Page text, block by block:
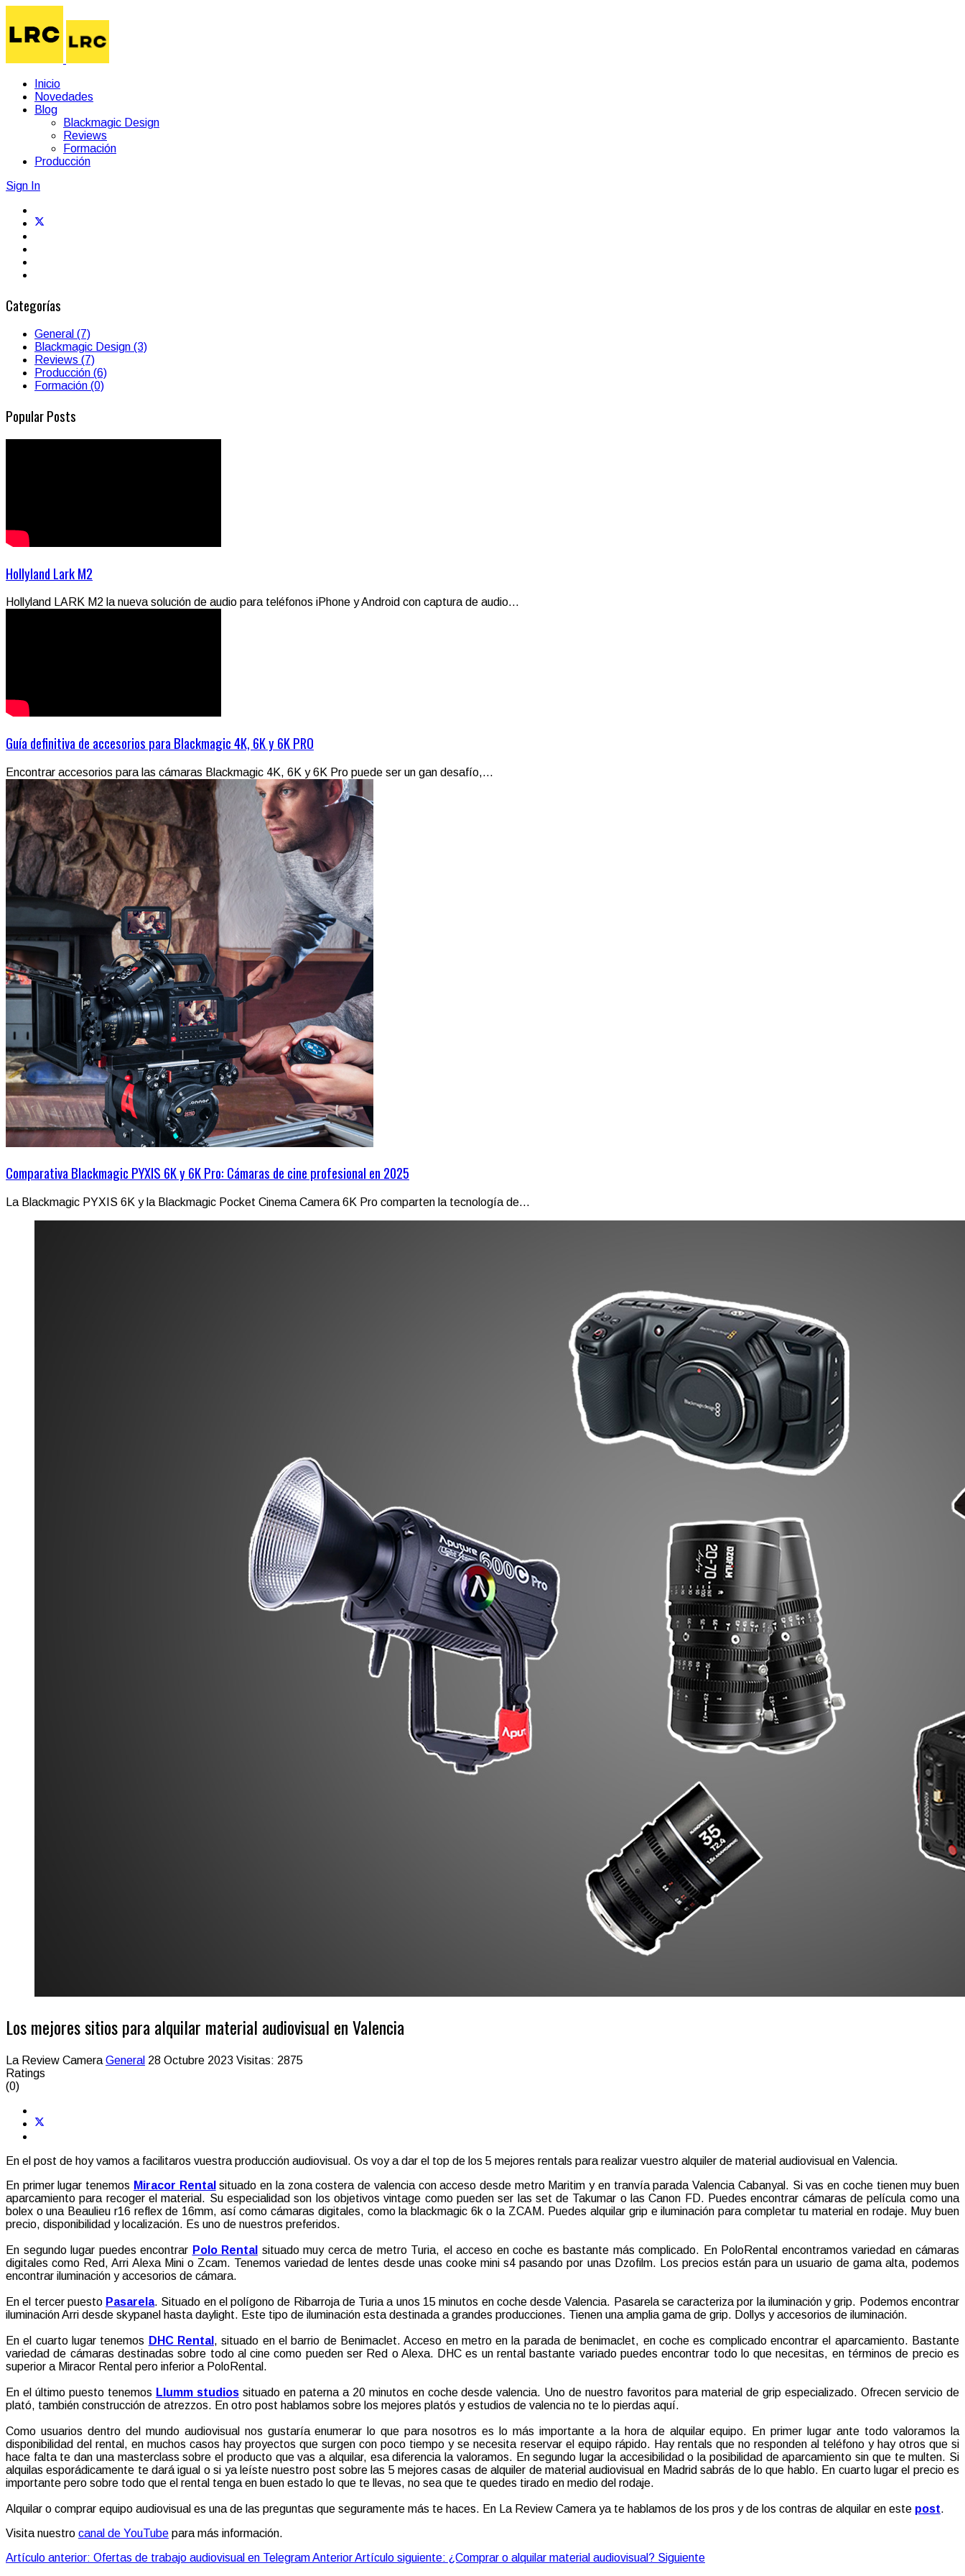
Inicio
Novedades
Blog
Blackmagic Design
Reviews
Formación
Producción
Sign In
Categorías
General (7)
Blackmagic Design (3)
Reviews (7)
Producción (6)
Formación (0)
Popular Posts
Hollyland Lark M2
Hollyland LARK M2 la nueva solución de audio para teléfonos iPhone y Android con captura de audio...
Guía definitiva de accesorios para Blackmagic 4K, 6K y 6K PRO
Encontrar accesorios para las cámaras Blackmagic 4K, 6K y 6K Pro puede ser un gan desafío,...
Comparativa Blackmagic PYXIS 6K y 6K Pro: Cámaras de cine profesional en 2025
La Blackmagic PYXIS 6K y la Blackmagic Pocket Cinema Camera 6K Pro comparten la tecnología de...
Los mejores sitios para alquilar material audiovisual en Valencia
La Review Camera General 28 Octubre 2023 Visitas: 2875
Ratings
(0)
En el post de hoy vamos a facilitaros vuestra producción audiovisual. Os voy a dar el top de los 5 mejores rentals para realizar vuestro alquiler de material audiovisual en Valencia.
En primer lugar tenemos Miracor Rental situado en la zona costera de valencia con acceso desde metro Maritim y en tranvía parada Valencia Cabanyal. Si vas en coche tienen muy buen
aparcamiento para recoger el material. Su especialidad son los objetivos vintage como pueden ser las set de Takumar o las Canon FD. Puedes encontrar cámaras de película como una
bolex o una Beaulieu r16 reflex de 16mm, así como cámaras digitales, como la blackmagic 6k o la ZCAM. Puedes alquilar grip e iluminación para completar tu material en rodaje. Muy buen
precio, disponibilidad y localización. Es uno de nuestros preferidos.
En segundo lugar puedes encontrar Polo Rental situado muy cerca de metro Turia, el acceso en coche es bastante más complicado. En PoloRental encontramos variedad en cámaras
digitales como Red, Arri Alexa Mini o Zcam. Tenemos variedad de lentes desde unas cooke mini s4 pasando por unas Dzofilm. Los precios están para un usuario de gama alta, podemos
encontrar iluminación y accesorios de cámara.
En el tercer puesto Pasarela. Situado en el polígono de Ribarroja de Turia a unos 15 minutos en coche desde Valencia. Pasarela se caracteriza por la iluminación y grip. Podemos encontrar
iluminación Arri desde skypanel hasta daylight. Este tipo de iluminación esta destinada a grandes producciones. Tienen una amplia gama de grip. Dollys y accesorios de iluminación.
En el cuarto lugar tenemos DHC Rental , situado en el barrio de Benimaclet. Acceso en metro en la parada de benimaclet, en coche es complicado encontrar el aparcamiento. Bastante
variedad de cámaras destinadas sobre todo al cine como pueden ser Red o Alexa. DHC es un rental bastante variado puedes encontrar todo lo que necesitas, en términos de precio es
superior a Miracor Rental pero inferior a PoloRental.
En el último puesto tenemos Llumm studiossituado en paterna a 20 minutos en coche desde valencia. Uno de nuestro favoritos para material de grip especializado. Ofrecen servicio de
plató, también construcción de atrezzos. En otro post hablamos sobre los mejores platós y estudios de valencia no te lo pierdas aquí.
Como usuarios dentro del mundo audiovisual nos gustaría enumerar lo que para nosotros es lo más importante a la hora de alquilar equipo. En primer lugar ante todo valoramos la
disponibilidad del rental, en muchos casos hay proyectos que surgen con poco tiempo y se necesita reservar el equipo rápido. Hay rentals que no responden al teléfono y hay otros que si
hace falta te dan una masterclass sobre el producto que vas a alquilar, esa diferencia la valoramos. En segundo lugar la accesibilidad o la posibilidad de aparcamiento sin que te multen. Si
alquilas esporádicamente te dará igual o si ya leíste nuestro post sobre las 5 mejores casas de alquiler de material audiovisual en Madrid sabrás de lo que hablo. En cuarto lugar el precio es
importante pero sobre todo que el rental tenga en buen estado lo que te llevas, no sea que te quedes tirado en medio del rodaje.
Alquilar o comprar equipo audiovisual es una de las preguntas que seguramente más te haces. En La Review Camera ya te hablamos de los pros y de los contras de alquilar en este post.
Visita nuestro canal de YouTube para más información.
Artículo anterior: Ofertas de trabajo audiovisual en TelegramAnteriorArtículo siguiente: ¿Comprar o alquilar material audiovisual? Siguiente